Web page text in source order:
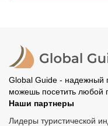
Global Guide - надежный
можешь посетить любой
Наши партнеры
Лидеры туристической